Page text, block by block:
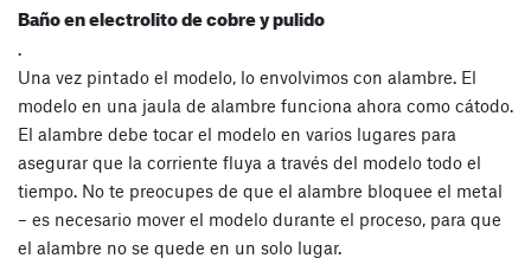
Baño en electrolito de cobre y pulido
.
Una vez pintado el modelo, lo envolvimos con alambre. El
modelo en una jaula de alambre funciona ahora como cátodo.
El alambre debe tocar el modelo en varios lugares para
asegurar que la corriente fluya a través del modelo todo el
tiempo. No te preocupes de que el alambre bloquee el metal
– es necesario mover el modelo durante el proceso, para que
el alambre no se quede en un solo lugar.